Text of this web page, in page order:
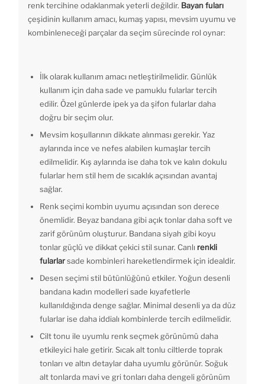
renk tercihine odaklanmak yeterli değildir. Bayan fuları
çeşidinin kullanım amacı, kumaş yapısı, mevsim uyumu ve
kombinleneceği parçalar da seçim sürecinde rol oynar:
İlk olarak kullanım amacı netleştirilmelidir. Günlük
kullanım için daha sade ve pamuklu fularlar tercih
edilir. Özel günlerde ipek ya da şifon fularlar daha
doğru bir seçim olur.
Mevsim koşullarının dikkate alınması gerekir. Yaz
aylarında ince ve nefes alabilen kumaşlar tercih
edilmelidir. Kış aylarında ise daha tok ve kalın dokulu
fularlar hem stil hem de sıcaklık açısından avantaj
sağlar.
Renk seçimi kombin uyumu açısından son derece
önemlidir. Beyaz bandana gibi açık tonlar daha soft ve
zarif görünüm oluşturur. Bandana siyah gibi koyu
tonlar güçlü ve dikkat çekici stil sunar. Canlı renkli
fularlarsade kombinleri hareketlendirmek için idealdir.
Desen seçimi stil bütünlüğünü etkiler. Yoğun desenli
bandana kadın modelleri sade kıyafetlerle
kullanıldığında denge sağlar. Minimal desenli ya da düz
fularlar ise daha iddialı kombinlerde tercih edilmelidir.
Cilt tonu ile uyumlu renk seçmek görünümü daha
etkileyici hale getirir. Sıcak alt tonlu ciltlerde toprak
tonları ve altın detaylar daha uyumlu görünür. Soğuk
alt tonlarda mavi ve gri tonları daha dengeli görünüm